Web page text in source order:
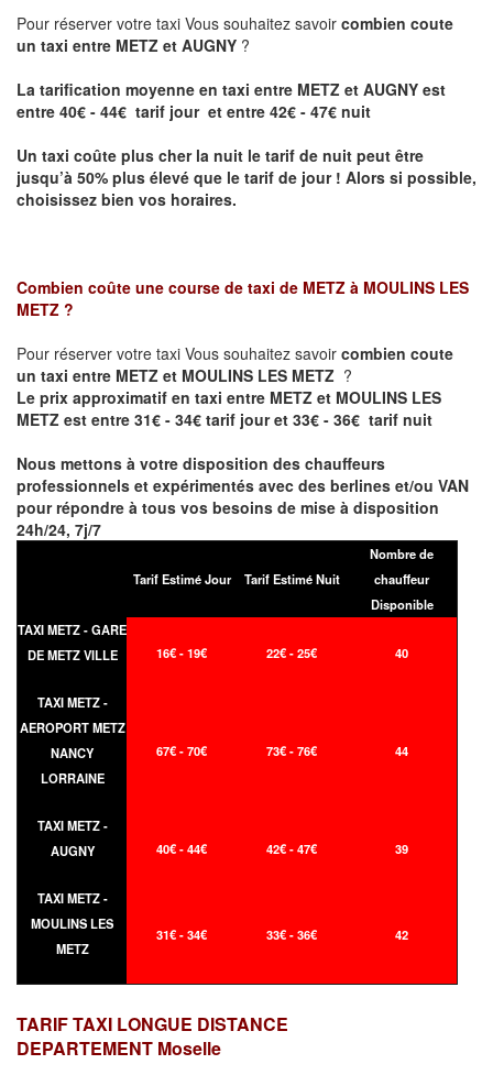
Pour réserver votre taxi Vous souhaitez savoir combien coute
un taxi entre METZ et AUGNY ?
La tarification moyenne en taxi entre METZ et AUGNY est
entre 40€ - 44€ tarif jour et entre 42€ - 47€ nuit
Un taxi coûte plus cher la nuit le tarif de nuit peut être
jusqu’à 50% plus élevé que le tarif de jour ! Alors si possible,
choisissez bien vos horaires.
Combien coûte une course de taxi de METZ à MOULINS LES
METZ ?
Pour réserver votre taxi Vous souhaitez savoir combien coute
un taxi entre METZ et MOULINS LES METZ ?
Le prix approximatif en taxi entre METZ et MOULINS LES
METZ est entre 31€ - 34€ tarif jour et 33€ - 36€ tarif nuit
Nous mettons à votre disposition des chauffeurs
professionnels et expérimentés avec des berlines et/ou VAN
pour répondre à tous vos besoins de mise à disposition
24h/24, 7j/7
Tarif Estimé Jour Tarif Estimé Nuit
Nombre de
chauffeur
Disponible
TAXI METZ - GARE
DE METZ VILLE
16€ - 19€ 22€ - 25€ 40
TAXI METZ -
AEROPORT METZ
NANCY
LORRAINE
67€ - 70€ 73€ - 76€ 44
TAXI METZ -
AUGNY
40€ - 44€ 42€ - 47€ 39
TAXI METZ -
MOULINS LES
METZ
31€ - 34€ 33€ - 36€ 42
TARIF TAXI LONGUE DISTANCE
DEPARTEMENT Moselle